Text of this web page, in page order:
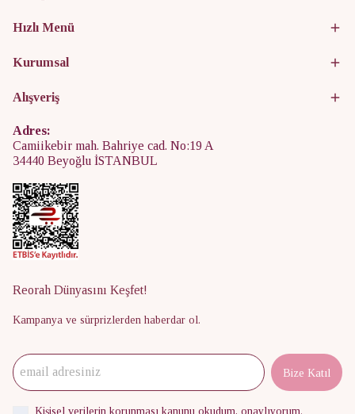
Hızlı Menü
Kurumsal
Alışveriş
Adres:
Camiikebir mah. Bahriye cad. No:19 A
34440 Beyoğlu İSTANBUL
Reorah Dünyasını Keşfet!
Kampanya ve sürprizlerden haberdar ol.
Bize Katıl
Kişisel verilerin korunması kanunu okudum, onaylıyorum.